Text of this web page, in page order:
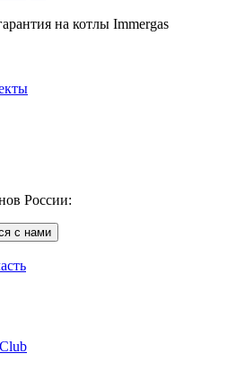
на котлы Immergas
России:
с нами